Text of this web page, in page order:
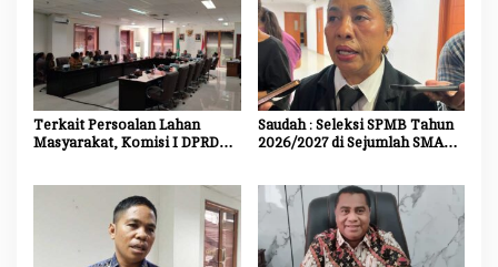
Terkait Persoalan Lahan
Masyarakat, Komisi I DPRD
Saudah : Seleksi SPMB Tahun
2026/2027 di Sejumlah SMA